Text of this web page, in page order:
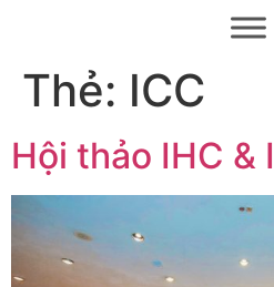
Thẻ: ICC
Hội thảo IHC &